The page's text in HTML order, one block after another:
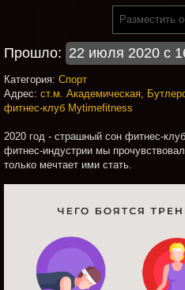
Разместить
Прошло: 22 июля 2020 с
Категория: Спорт
Адрес: ст.м. Академическая,
фитнес-клуб Mytimefitness
2020 год - страшный сон фитнес-
фитнес-индустрии мы
только мечтает ими стать.